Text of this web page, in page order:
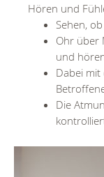
Hören und
Sehen,
Ohr über
und
Dabei
Die